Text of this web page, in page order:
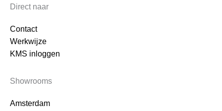
Direct naar
Contact
Werkwijze
KMS inloggen
Showrooms
Amsterdam